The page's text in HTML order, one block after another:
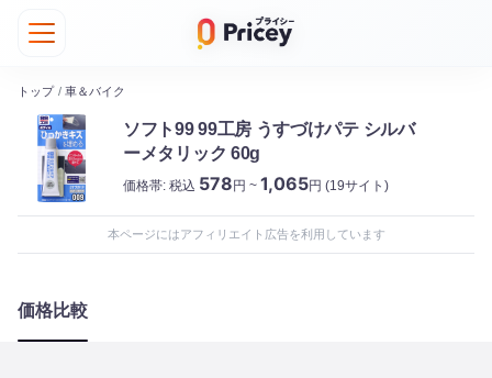
トップ / 車＆バイク
ソフト99 99工房 うすづけパテ シルバ
ーメタリック 60g
価格帯: 税込 578円 ~ 1,065円 (19サイト)
本ページにはアフィリエイト広告を利用しています
価格比較